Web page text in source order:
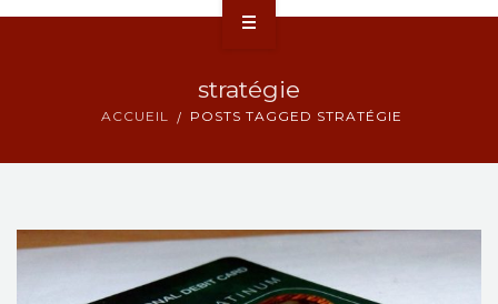
stratégie
ACCUEIL POSTS TAGGED STRATÉGIE